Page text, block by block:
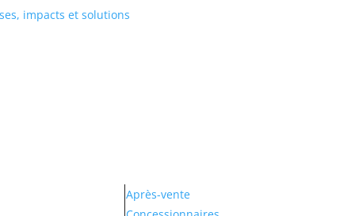
impacts et solutions
Après-vente